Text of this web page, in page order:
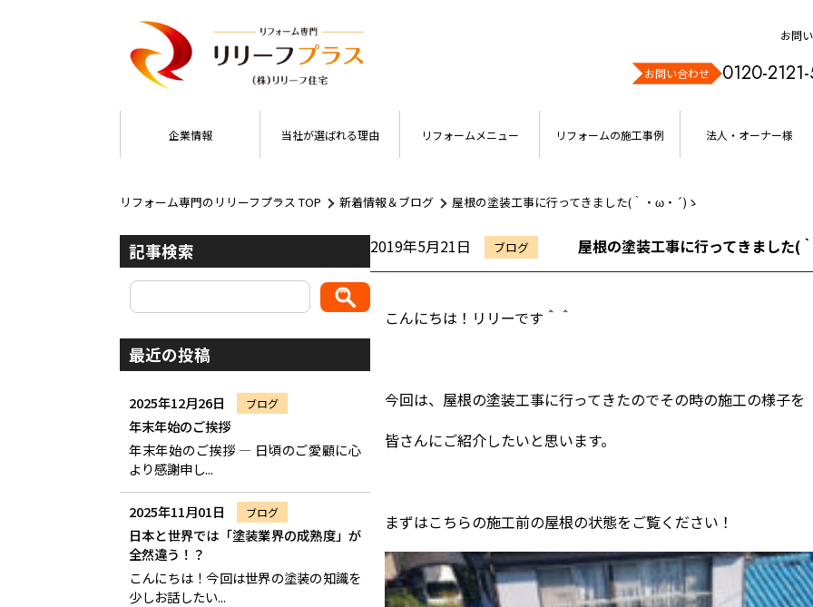
お問
お問い合わせ 0120-
企業情報 当社が選ばれる理由 リフォームメニュー リフォームの施工事例 法人・オーナー様
リフォーム専門のリリーフプラス TOP 新着情報＆ブログ 屋根の塗装工事に行ってきました(｀・ω・´)ゝ
2019年5月21日 ブログ 屋根の塗装工事に行ってきました(
こんにちは！リリーです＾＾
今回は、屋根の塗装工事に行ってきたのでその時の施工の様子を
皆さんにご紹介したいと思います。
まずはこちらの施工前の屋根の状態をご覧ください！
記事検索
最近の投稿
2025年12月26日 ブログ
年末年始のご挨拶
年末年始のご挨拶 ― 日頃のご愛顧に心
より感謝申し...
2025年11月01日 ブログ
日本と世界では「塗装業界の成熟度」が
全然違う！？
こんにちは！今回は世界の塗装の知識を
少しお話したい...